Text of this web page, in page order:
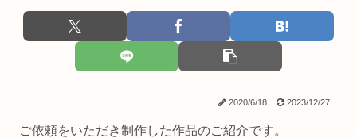
2020/6/18 2023/12/27
ご依頼をいただき制作した作品のご紹介です。